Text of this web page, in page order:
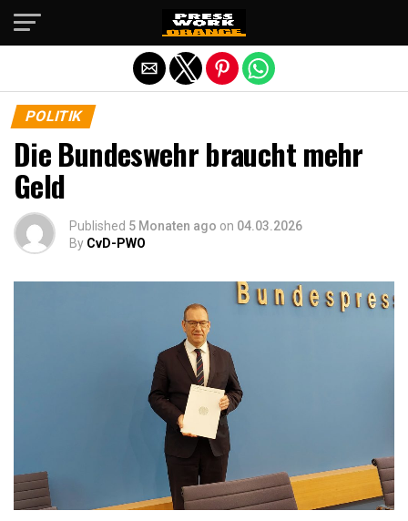
POLITIK
Die Bundeswehr braucht mehr
Geld
Published 5 Monaten ago on 04.03.2026
By CvD-PWO
Die mobile Version verlassen